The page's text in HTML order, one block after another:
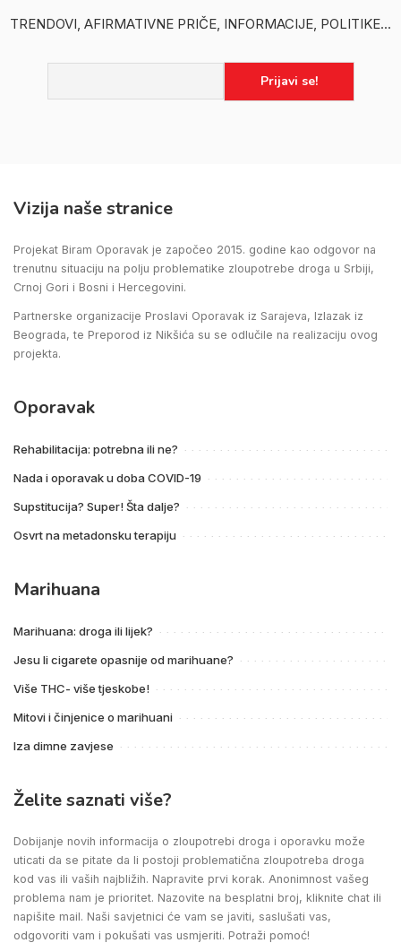
TRENDOVI, AFIRMATIVNE PRIČE, INFORMACIJE, POLITIKE...
Vizija naše stranice
Projekat Biram Oporavak je započeo 2015. godine kao odgovor na
trenutnu situaciju na polju problematike zloupotrebe droga u Srbiji,
Crnoj Gori i Bosni i Hercegovini.
Partnerske organizacije Proslavi Oporavak iz Sarajeva, Izlazak iz
Beograda, te Preporod iz Nikšića su se odlučile na realizaciju ovog
projekta.
Oporavak
Rehabilitacija: potrebna ili ne?
Nada i oporavak u doba COVID-19
Supstitucija? Super! Šta dalje?
Osvrt na metadonsku terapiju
Marihuana
Marihuana: droga ili lijek?
Jesu li cigarete opasnije od marihuane?
Više THC- više tjeskobe!
Mitovi i činjenice o marihuani
Iza dimne zavjese
Želite saznati više?
Dobijanje novih informacija o zloupotrebi droga i oporavku može
uticati da se pitate da li postoji problematična zloupotreba droga
kod vas ili vaših najbližih. Napravite prvi korak. Anonimnost vašeg
problema nam je prioritet. Nazovite na besplatni broj, kliknite chat ili
napišite mail. Naši savjetnici će vam se javiti, saslušati vas,
odgovoriti vam i pokušati vas usmjeriti. Potraži pomoć!